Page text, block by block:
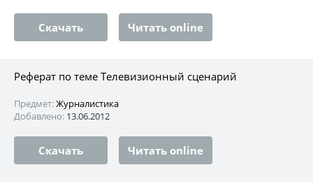
Скачать Читать online
Реферат по теме Телевизионный сценарий
Предмет:Журналистика
Добавлено: 13.06.2012
Скачать Читать online